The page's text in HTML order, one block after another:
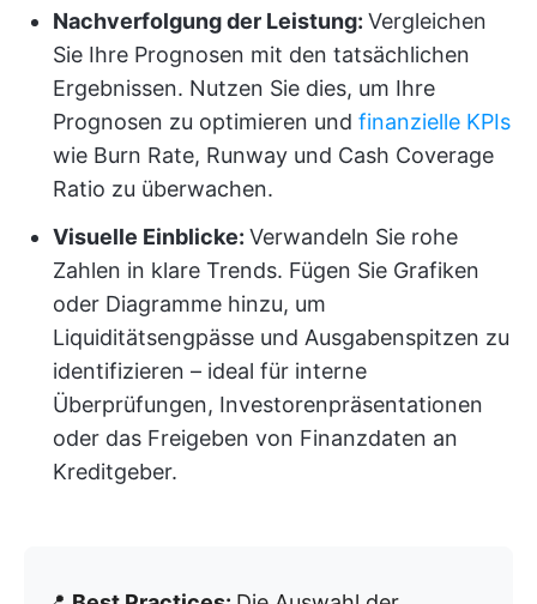
Nachverfolgung der Leistung: Vergleichen
Sie Ihre Prognosen mit den tatsächlichen
Ergebnissen. Nutzen Sie dies, um Ihre
Prognosen zu optimieren und finanzielle KPIs
wie Burn Rate, Runway und Cash Coverage
Ratio zu überwachen.
Visuelle Einblicke: Verwandeln Sie rohe
Zahlen in klare Trends. Fügen Sie Grafiken
oder Diagramme hinzu, um
Liquiditätsengpässe und Ausgabenspitzen zu
identifizieren – ideal für interne
Überprüfungen, Investorenpräsentationen
oder das Freigeben von Finanzdaten an
Kreditgeber.